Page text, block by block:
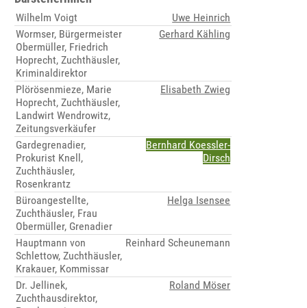
Wilhelm Voigt
Uwe Heinrich
Wormser, Bürgermeister
Obermüller, Friedrich
Hoprecht, Zuchthäusler,
Kriminaldirektor
Gerhard Kähling
Plörösenmieze, Marie
Hoprecht, Zuchthäusler,
Landwirt Wendrowitz,
Zeitungsverkäufer
Elisabeth Zwieg
Gardegrenadier,
Prokurist Knell,
Zuchthäusler,
Rosenkrantz
Bernhard Koessler-
Dirsch
Büroangestellte,
Zuchthäusler, Frau
Obermüller, Grenadier
Helga Isensee
Hauptmann von
Schlettow, Zuchthäusler,
Krakauer, Kommissar
Reinhard Scheunemann
Dr. Jellinek,
Zuchthausdirektor,
Roland Möser